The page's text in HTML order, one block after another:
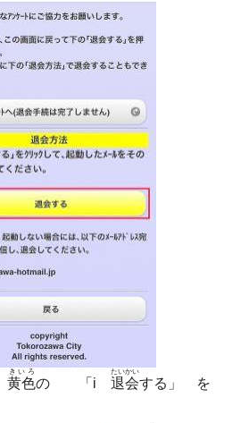
黄色
きいろ
の 「i退会
たいかい
する」 を